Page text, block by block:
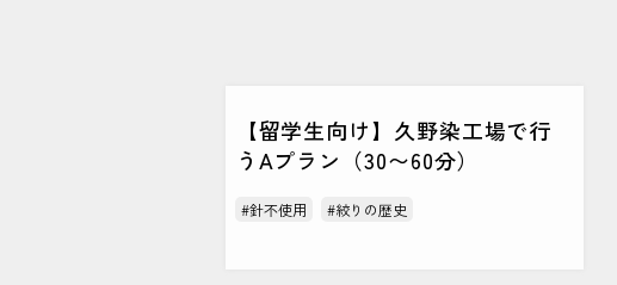
【留学生向け】久野染工場で行
うAプラン（30〜60分）
#針不使用 #絞りの歴史